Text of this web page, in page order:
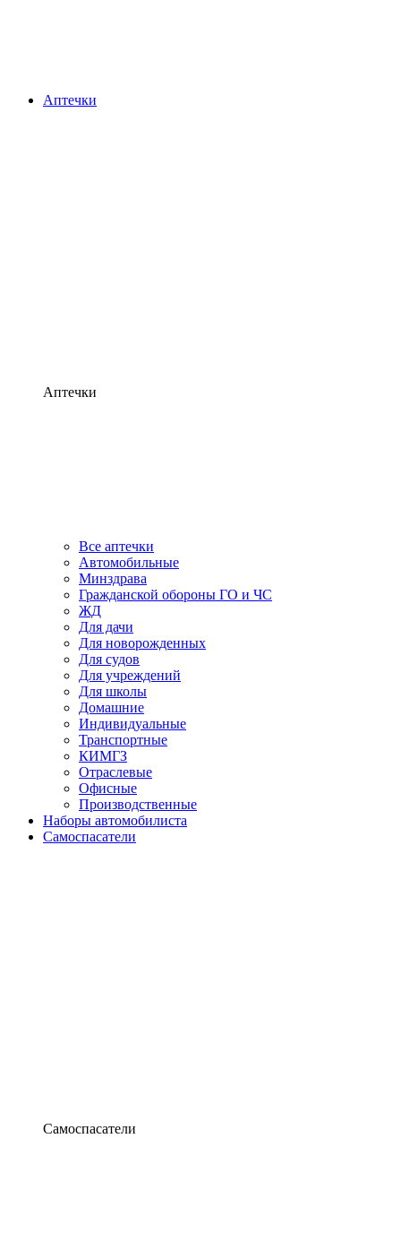
Аптечки
Аптечки
Все аптечки
Автомобильные
Минздрава
Гражданской обороны ГО и ЧС
ЖД
Для дачи
Для новорожденных
Для судов
Для учреждений
Для школы
Домашние
Индивидуальные
Транспортные
КИМГЗ
Отраслевые
Офисные
Производственные
Наборы автомобилиста
Самоспасатели
Самоспасатели